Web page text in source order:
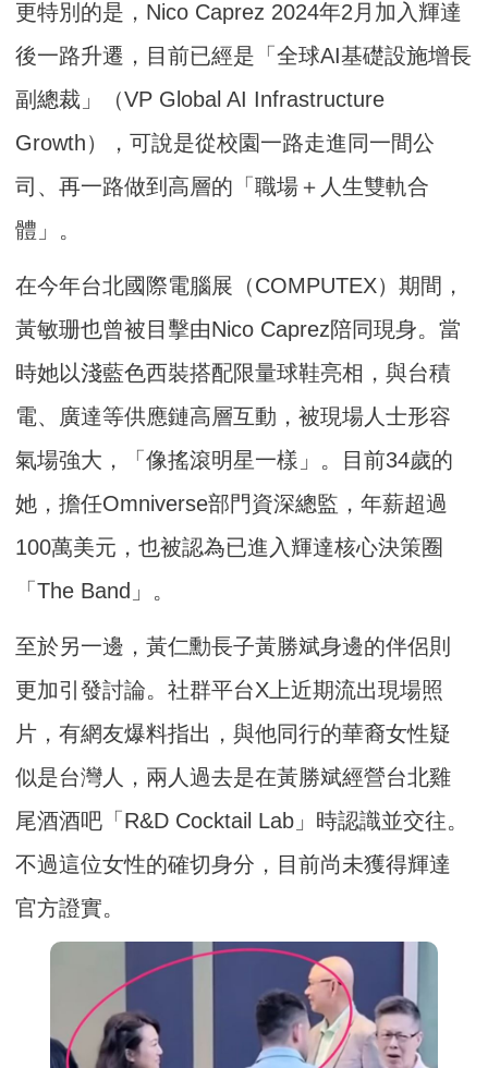
更特別的是，Nico Caprez 2024年2月加入輝達
後一路升遷，目前已經是「全球AI基礎設施增長
副總裁」（VP Global AI Infrastructure
Growth），可說是從校園一路走進同一間公
司、再一路做到高層的「職場＋人生雙軌合
體」。
在今年台北國際電腦展（COMPUTEX）期間，
黃敏珊也曾被目擊由Nico Caprez陪同現身。當
時她以淺藍色西裝搭配限量球鞋亮相，與台積
電、廣達等供應鏈高層互動，被現場人士形容
氣場強大，「像搖滾明星一樣」。目前34歲的
她，擔任Omniverse部門資深總監，年薪超過
100萬美元，也被認為已進入輝達核心決策圈
「The Band」。
至於另一邊，黃仁勳長子黃勝斌身邊的伴侶則
更加引發討論。社群平台X上近期流出現場照
片，有網友爆料指出，與他同行的華裔女性疑
似是台灣人，兩人過去是在黃勝斌經營台北雞
尾酒酒吧「R&D Cocktail Lab」時認識並交往。
不過這位女性的確切身分，目前尚未獲得輝達
官方證實。